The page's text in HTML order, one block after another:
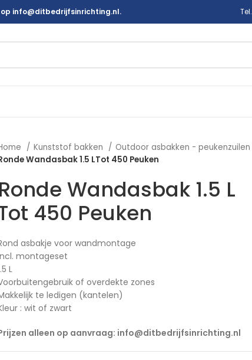
info@ditbedrijfsinrichting.nl. Tel.
Kunststof bakken
Outdoor asbakken - peukenzuilen
Wandasbak 1.5 LTot 450 Peuken
Ronde Wandasbak 1.5 L
450 Peuken
asbakje voor wandmontage
montageset
L
of overdekte zones
te ledigen (kantelen)
: wit of zwart
alleen op aanvraag: info@ditbedrijfsinrichting.nl